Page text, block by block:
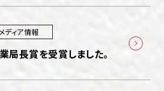
メディア情報
長賞を受賞しました。